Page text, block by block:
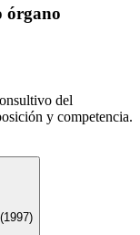
órgano
del
y competencia.
(1997)